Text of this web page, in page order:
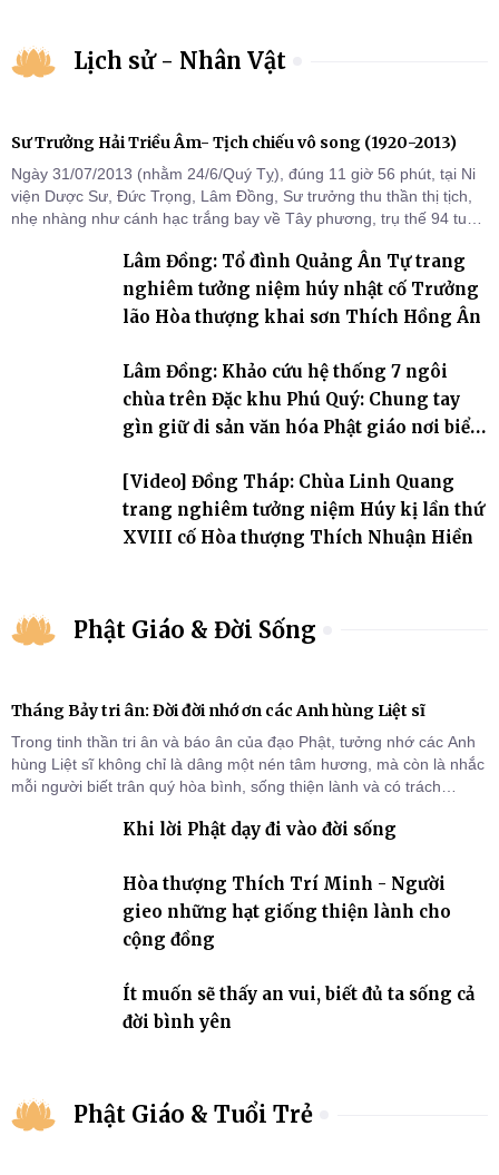
Lịch sử - Nhân Vật
Sư Trưởng Hải Triều Âm- Tịch chiếu vô song (1920-2013)
Ngày 31/07/2013 (nhằm 24/6/Quý Tỵ), đúng 11 giờ 56 phút, tại Ni
viện Dược Sư, Đức Trọng, Lâm Đồng, Sư trưởng thu thần thị tịch,
nhẹ nhàng như cánh hạc trắng bay về Tây phương, trụ thế 94 tuổi
Lâm Đồng: Tổ đình Quảng Ân Tự trang
nghiêm tưởng niệm húy nhật cố Trưởng
lão Hòa thượng khai sơn Thích Hồng Ân
Lâm Đồng: Khảo cứu hệ thống 7 ngôi
chùa trên Đặc khu Phú Quý: Chung tay
gìn giữ di sản văn hóa Phật giáo nơi biển
[Video] Đồng Tháp: Chùa Linh Quang
trang nghiêm tưởng niệm Húy kị lần thứ
XVIII cố Hòa thượng Thích Nhuận Hiền
Phật Giáo & Đời Sống
Tháng Bảy tri ân: Đời đời nhớ ơn các Anh hùng Liệt sĩ
Trong tinh thần tri ân và báo ân của đạo Phật, tưởng nhớ các Anh
hùng Liệt sĩ không chỉ là dâng một nén tâm hương, mà còn là nhắc
mỗi người biết trân quý hòa bình, sống thiện lành và có trách
Khi lời Phật dạy đi vào đời sống
Hòa thượng Thích Trí Minh - Người
gieo những hạt giống thiện lành cho
cộng đồng
Ít muốn sẽ thấy an vui, biết đủ ta sống cả
đời bình yên
Phật Giáo & Tuổi Trẻ